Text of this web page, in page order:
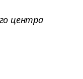
центра